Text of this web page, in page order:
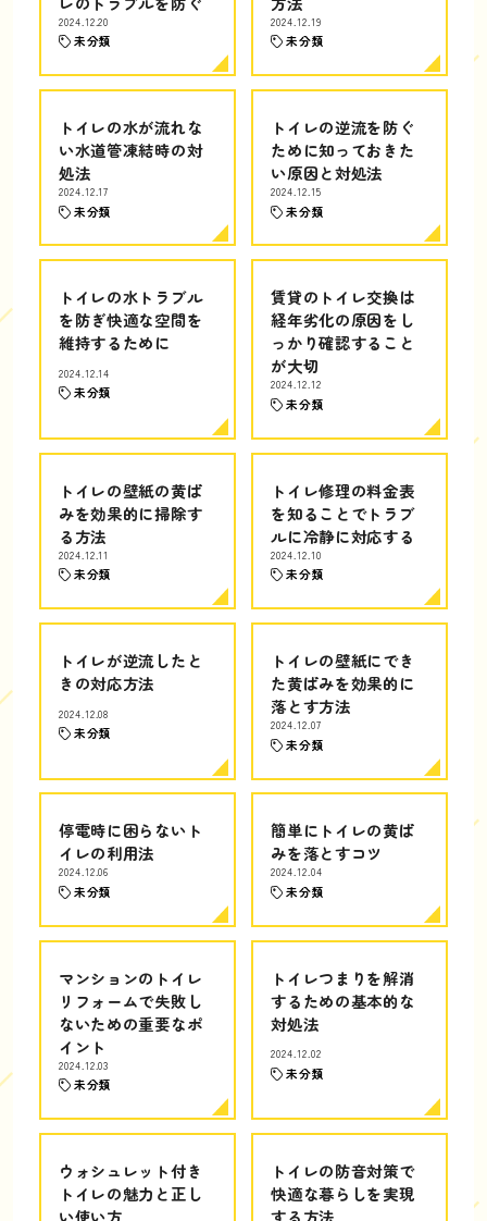
2024.12.20
未分類
2024.12.19
未分類
トイレの水が流れな
い水道管凍結時の対
処法
2024.12.17
未分類
トイレの逆流を防ぐ
ために知っておきた
い原因と対処法
2024.12.15
未分類
トイレの水トラブル
を防ぎ快適な空間を
維持するために
2024.12.14
未分類
賃貸のトイレ交換は
経年劣化の原因をし
っかり確認すること
が大切
2024.12.12
未分類
トイレの壁紙の黄ば
みを効果的に掃除す
る方法
2024.12.11
未分類
トイレ修理の料金表
を知ることでトラブ
ルに冷静に対応する
2024.12.10
未分類
トイレが逆流したと
きの対応方法
2024.12.08
未分類
トイレの壁紙にでき
た黄ばみを効果的に
落とす方法
2024.12.07
未分類
停電時に困らないト
イレの利用法
2024.12.06
未分類
簡単にトイレの黄ば
みを落とすコツ
2024.12.04
未分類
マンションのトイレ
リフォームで失敗し
ないための重要なポ
イント
2024.12.03
未分類
トイレつまりを解消
するための基本的な
対処法
2024.12.02
未分類
ウォシュレット付き
トイレの魅力と正し
い使い方
トイレの防音対策で
快適な暮らしを実現
する方法